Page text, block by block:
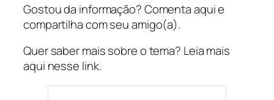
Gostou da informação? Comenta aqui e
compartilha com seu amigo(a).
Quer saber mais sobre o tema? Leia mais
aqui nesse link.